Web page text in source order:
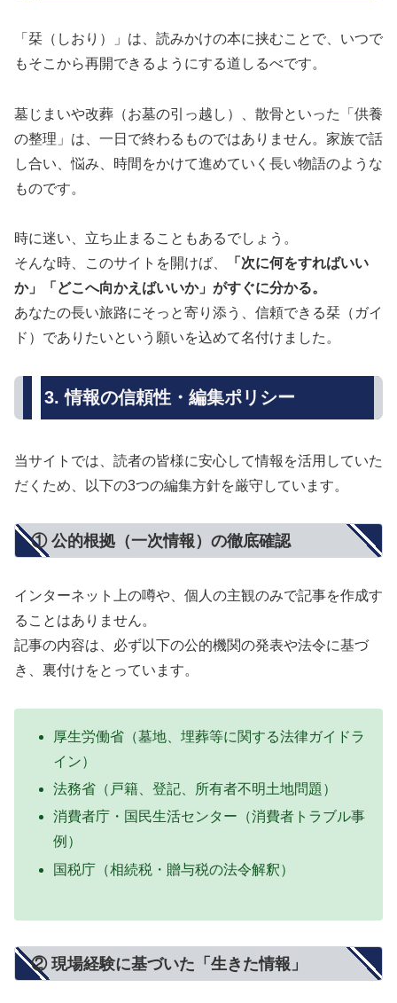
「栞（しおり）」は、読みかけの本に挟むことで、いつで
もそこから再開できるようにする道しるべです。
墓じまいや改葬（お墓の引っ越し）、散骨といった「供養
の整理」は、一日で終わるものではありません。家族で話
し合い、悩み、時間をかけて進めていく長い物語のような
ものです。
時に迷い、立ち止まることもあるでしょう。
そんな時、このサイトを開けば、
「次に何をすればいい
か」「どこへ向かえばいいか」がすぐに分かる。
あなたの長い旅路にそっと寄り添う、信頼できる栞（ガイ
ド）でありたいという願いを込めて名付けました。
3. 情報の信頼性・編集ポリシー
当サイトでは、読者の皆様に安心して情報を活用していた
だくため、以下の3つの編集方針を厳守しています。
① 公的根拠（一次情報）の徹底確認
インターネット上の噂や、個人の主観のみで記事を作成す
ることはありません。
記事の内容は、必ず以下の公的機関の発表や法令に基づ
き、裏付けをとっています。
厚生労働省（墓地、埋葬等に関する法律ガイドラ
イン）
法務省（戸籍、登記、所有者不明土地問題）
消費者庁・国民生活センター（消費者トラブル事
例）
国税庁（相続税・贈与税の法令解釈）
② 現場経験に基づいた「生きた情報」